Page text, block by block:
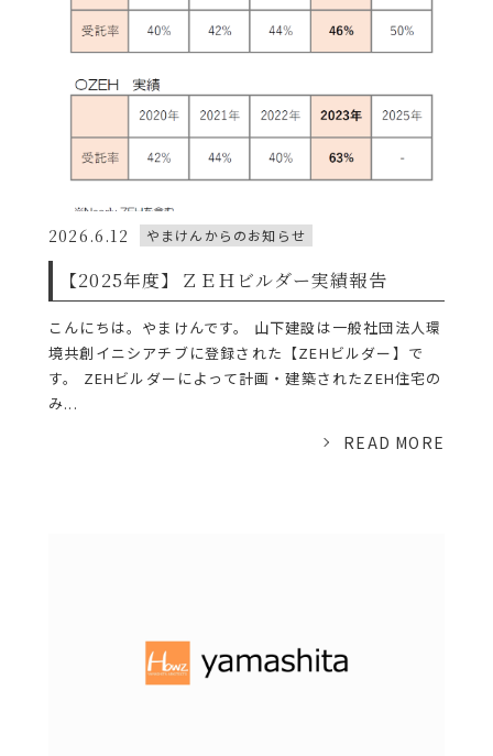
2026.6.12 やまけんからのお知らせ
【2025年度】ＺＥＨビルダー実績報告
こんにちは。やまけんです。 山下建設は一般社団法人環
境共創イニシアチブに登録された【ZEHビルダー】で
す。 ZEHビルダーによって計画・建築されたZEH住宅の
み...
READ MORE